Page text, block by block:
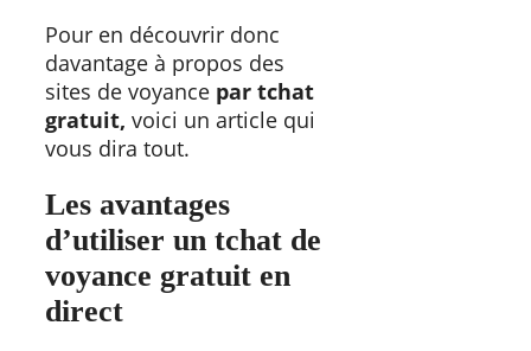
Pour en découvrir donc
davantage à propos des
sites de voyance par tchat
gratuit, voici un article qui
vous dira tout.
Les avantages
d’utiliser un tchat de
voyance gratuit en
direct